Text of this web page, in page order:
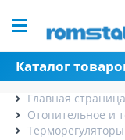
Каталог
Главная страница
Отопительное и
Терморегуляторы